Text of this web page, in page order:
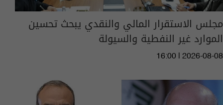
مجلس الاستقرار المالي والنقدي يبحث تحسين
الموارد غير النفطية والسيولة
16:00 | 2026-08-08